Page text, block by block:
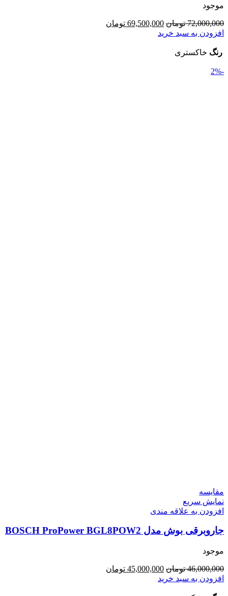
موجود
72,000,000 تومان قیمت
اصلی:
69,500,000 تومان
افزودن به سبد خرید
رنگ خاکستری
-2%
مقايسه
نمایش سریع
افزودن به علاقه مندی
جاروبرقی بوش مدل BOSCH ProPower BGL8POW2
موجود
46,000,000 تومان قیمت
اصلی:
45,000,000 تومان
افزودن به سبد خرید